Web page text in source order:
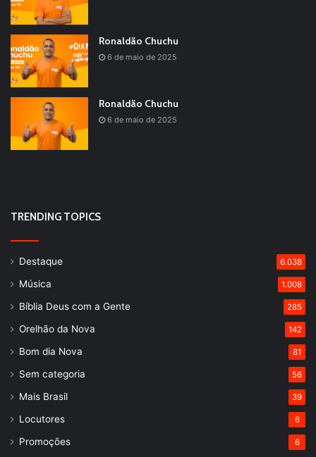
Ronaldão Chuchu
6 de maio de 2025
Ronaldão Chuchu
6 de maio de 2025
TRENDING TOPICS
Destaque 6.038
Música 1.008
Bíblia Deus com a Gente 285
Orelhão da Nova 142
Bom dia Nova 81
Sem categoria 56
Mais Brasil 39
Locutores 6
Promoções 6